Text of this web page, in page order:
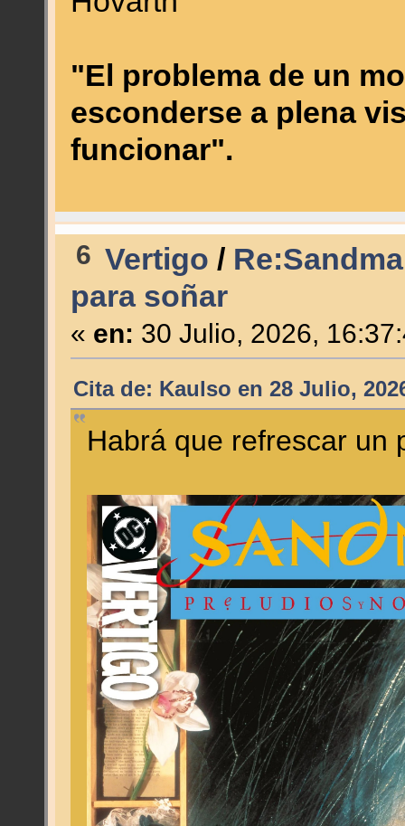
"El problema de un
esconderse a plena
funcionar".
6 Vertigo /
para soñar
« en: 30 Julio, 2026,
Cita de: Kaulso en 28 Julio,
Habrá que refrescar